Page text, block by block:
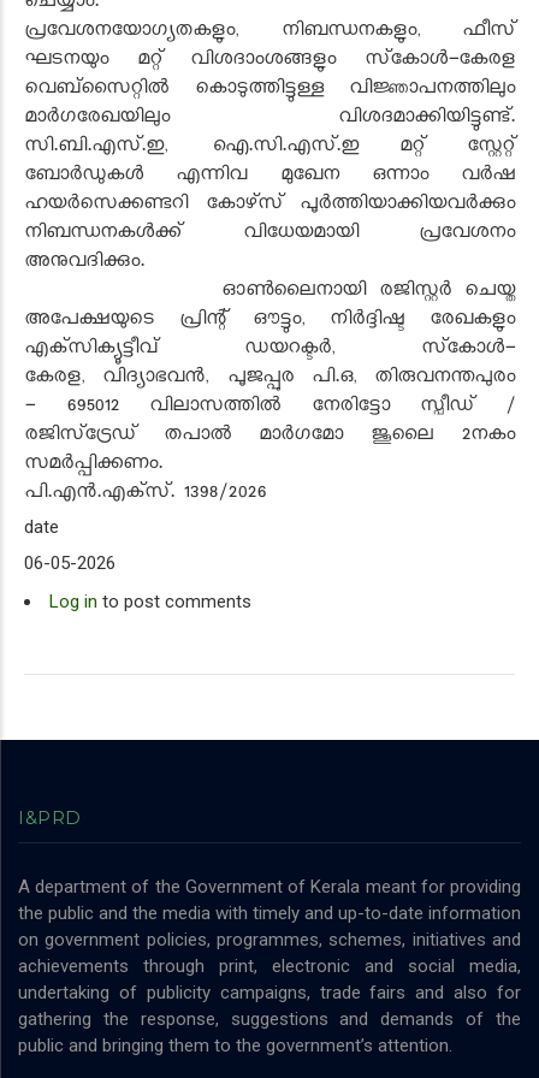
പ്രവേശനയോഗ്യതകളും, നിബന്ധനകളും, ഫീസ്
ഘടനയും മറ്റ് വിശദാംശങ്ങളും സ്‌കോൾ-കേരള
വെബ്‌സൈറ്റിൽ കൊടുത്തിട്ടുള്ള വിജ്ഞാപനത്തിലും
മാർഗരേഖയിലും വിശദമാക്കിയിട്ടുണ്ട്.
സി.ബി.എസ്.ഇ, ഐ.സി.എസ്.ഇ മറ്റ് സ്റ്റേറ്റ്
ബോർഡുകൾ എന്നിവ മുഖേന ഒന്നാം വർഷ
ഹയർസെക്കണ്ടറി കോഴ്‌സ് പൂർത്തിയാക്കിയവർക്കും
നിബന്ധനകൾക്ക് വിധേയമായി പ്രവേശനം
അനുവദിക്കും.
ഓൺലൈനായി രജിസ്റ്റർ ചെയ്ത
അപേക്ഷയുടെ പ്രിന്റ് ഔട്ടും, നിർദ്ദിഷ്ട രേഖകളും
എക്‌സിക്യൂട്ടീവ് ഡയറക്ടർ, സ്‌കോൾ-
കേരള, വിദ്യാഭവൻ, പൂജപ്പുര പി.ഒ, തിരുവനന്തപുരം
- 695012 വിലാസത്തിൽ നേരിട്ടോ സ്പീഡ് /
രജിസ്‌ട്രേഡ് തപാൽ മാർഗമോ ജൂലൈ 2നകം
സമർപ്പിക്കണം.
പി.എൻ.എക്‌സ്. 1398/2026
date
06-05-2026
Log in to post comments
I&PRD
A department of the Government of Kerala meant for providing
the public and the media with timely and up-to-date information
on government policies, programmes, schemes, initiatives and
achievements through print, electronic and social media,
undertaking of publicity campaigns, trade fairs and also for
gathering the response, suggestions and demands of the
public and bringing them to the government’s attention.